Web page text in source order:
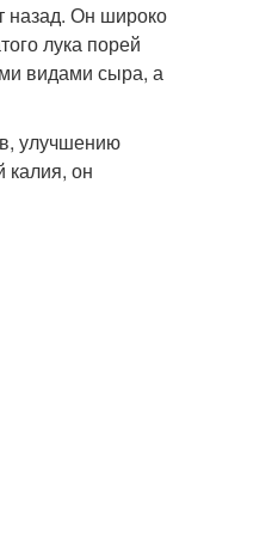
назад. Он широко
лука порей
видами сыра, а
улучшению
калия, он